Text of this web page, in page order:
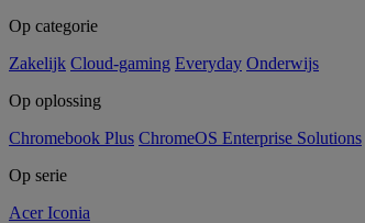
Op categorie
Zakelijk Cloud-gaming Everyday Onderwijs
Op oplossing
Chromebook Plus ChromeOS Enterprise Solutions
Op serie
Acer Iconia